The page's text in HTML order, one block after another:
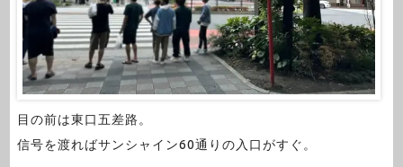
目の前は東口五差路。
信号を渡ればサンシャイン60通りの入口がすぐ。